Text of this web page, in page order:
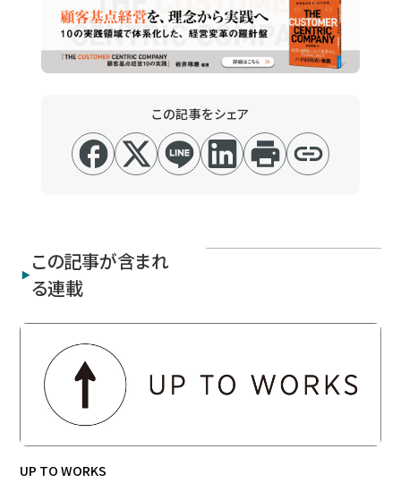
この記事をシェア
この記事が含まれ
る連載
UP TO WORKS